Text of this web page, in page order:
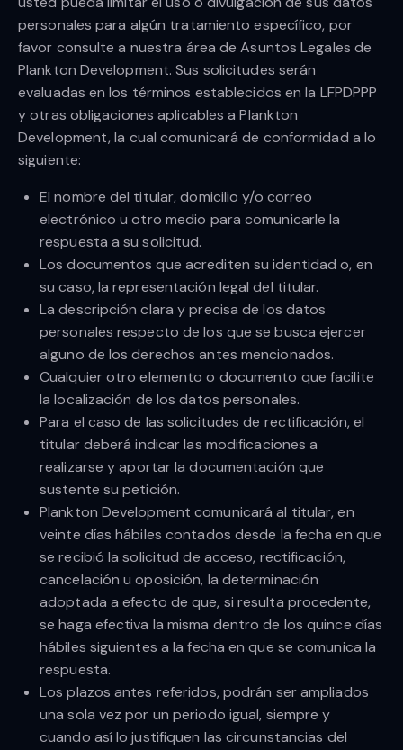
personales para algún tratamiento específico, por
favor consulte a nuestra área de Asuntos Legales de
Plankton Development. Sus solicitudes serán
evaluadas en los términos establecidos en la LFPDPPP
y otras obligaciones aplicables a Plankton
Development, la cual comunicará de conformidad a lo
siguiente:
El nombre del titular, domicilio y/o correo
electrónico u otro medio para comunicarle la
respuesta a su solicitud.
Los documentos que acrediten su identidad o, en
su caso, la representación legal del titular.
La descripción clara y precisa de los datos
personales respecto de los que se busca ejercer
alguno de los derechos antes mencionados.
Cualquier otro elemento o documento que facilite
la localización de los datos personales.
Para el caso de las solicitudes de rectificación, el
titular deberá indicar las modificaciones a
realizarse y aportar la documentación que
sustente su petición.
Plankton Development comunicará al titular, en
veinte días hábiles contados desde la fecha en que
se recibió la solicitud de acceso, rectificación,
cancelación u oposición, la determinación
adoptada a efecto de que, si resulta procedente,
se haga efectiva la misma dentro de los quince días
hábiles siguientes a la fecha en que se comunica la
respuesta.
Los plazos antes referidos, podrán ser ampliados
una sola vez por un periodo igual, siempre y
cuando así lo justifiquen las circunstancias del